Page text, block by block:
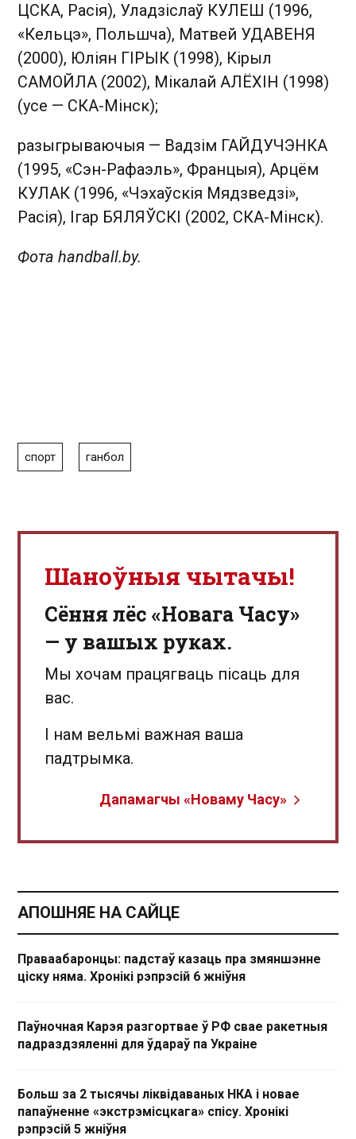
ЦСКА, Расія), Уладзіслаў КУЛЕШ (1996,
«Кельцэ», Польшча), Матвей УДАВЕНЯ
(2000), Юліян ГІРЫК (1998), Кірыл
САМОЙЛА (2002), Мікалай АЛЁХІН (1998)
(усе — СКА-Мінск);
разыгрываючыя — Вадзім ГАЙДУЧЭНКА
(1995, «Сэн-Рафаэль», Францыя), Арцём
КУЛАК (1996, «Чэхаўскія Мядзведзі»,
Расія), Ігар БЯЛЯЎСКІ (2002, СКА-Мінск).
Фота handball.by.
спорт ганбол
Шаноўныя чытачы!
Сёння лёс «Новага Часу»
— у вашых руках.
Мы хочам працягваць пісаць для
вас.
І нам вельмі важная ваша
падтрымка.
Дапамагчы «Новаму Часу»
АПОШНЯЕ НА САЙЦЕ
Праваабаронцы: падстаў казаць пра змяншэнне
ціску няма. Хронікі рэпрэсій 6 жніўня
Паўночная Карэя разгортвае ў РФ свае ракетныя
падраздзяленні для ўдараў па Украіне
Больш за 2 тысячы ліквідаваных НКА і новае
папаўненне «экстрэмісцкага» спісу. Хронікі
рэпрэсій 5 жніўня